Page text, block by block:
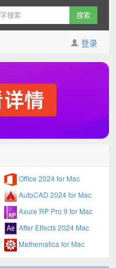
登录
Office 2024 for Mac
AutoCAD 2024 for Mac
Axure RP Pro 9 for Mac
After Effects 2024 Mac
Mathematica for Mac